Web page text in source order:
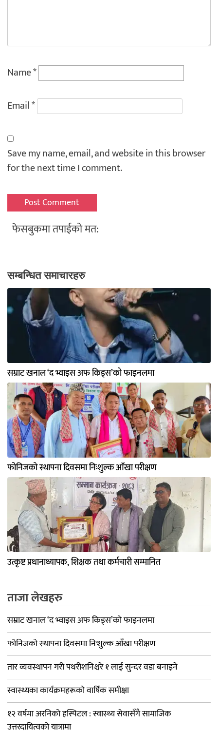
Name*
Email*
Save my name, email, and website in this browser
for the next time I comment.
फेसबुकमा तपाईको मत:
सम्बन्धित समाचारहरु
सम्राट खनाल ‘द भ्वाइस अफ किड्स’को फाइनलमा
फोनिजको स्थापना दिवसमा निःशुल्क आँखा परीक्षण
उत्कृष्ट प्रधानाध्यापक, शिक्षक तथा कर्मचारी सम्मानित
ताजा लेखहरु
सम्राट खनाल ‘द भ्वाइस अफ किड्स’को फाइनलमा
फोनिजको स्थापना दिवसमा निःशुल्क आँखा परीक्षण
तार व्यवस्थापन गरी पथरीशनिश्चरे १ लाई सुन्दर वडा बनाइने
स्वास्थ्यका कार्यक्रमहरूको वार्षिक समीक्षा
१२ वर्षमा अरनिको हस्पिटल : स्वास्थ्य सेवासँगै सामाजिक
उत्तरदायित्वको यात्रामा